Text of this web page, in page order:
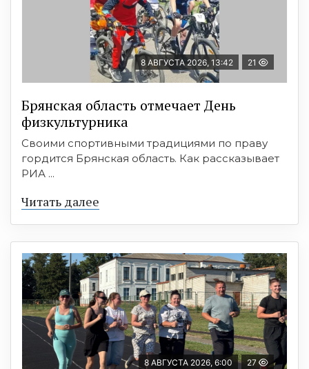
8 АВГУСТА 2026, 13:42 21
Брянская область отмечает День
физкультурника
Своими спортивными традициями по праву
гордится Брянская область. Как рассказывает
РИА ...
Читать далее
8 АВГУСТА 2026, 6:00 27